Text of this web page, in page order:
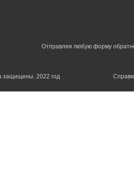
Отправляя любую форму
защищены. 2022 год